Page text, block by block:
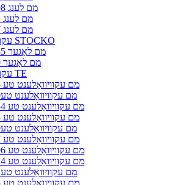
5.08 מם לענג
6.2 מם לענג
6.7 מם לענג
עקוויוואַלענט STOCKO
2.55 מם לאַגער
5.0 מם לאַגער
עקוויוואַלענט TE
1.5 מם עקוויוואַלענט טע
2.0מם עקוויוואַלענט טע
2.54 מם עקוויוואַלענט טע
2.5 מם עקוויוואַלענט טע
3.0מם עקוויוואַלענט טע
3.7 מם עקוויוואַלענט טע
3.96 מם עקוויוואַלענט טע
4.14 מם עקוויוואַלענט טע
4.2מם עקוויוואַלענט טע
4.5 מם עקוויוואַלענט טע